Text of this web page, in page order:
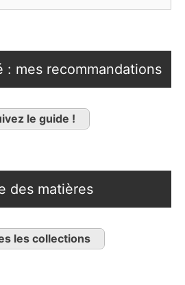
: mes recommandations
le guide !
des matières
les collections